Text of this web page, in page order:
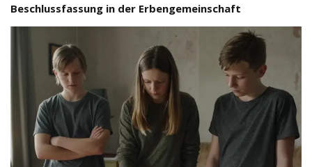
Beschlussfassung in der Erbengemeinschaft